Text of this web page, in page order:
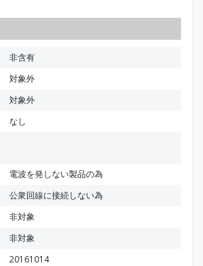
非含有
対象外
対象外
なし
電波を発しない製品の為
公衆回線に接続しない為
非対象
非対象
20161014